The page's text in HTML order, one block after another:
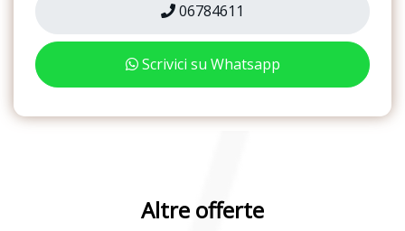
06784611
Scrivici su Whatsapp
Altre offerte